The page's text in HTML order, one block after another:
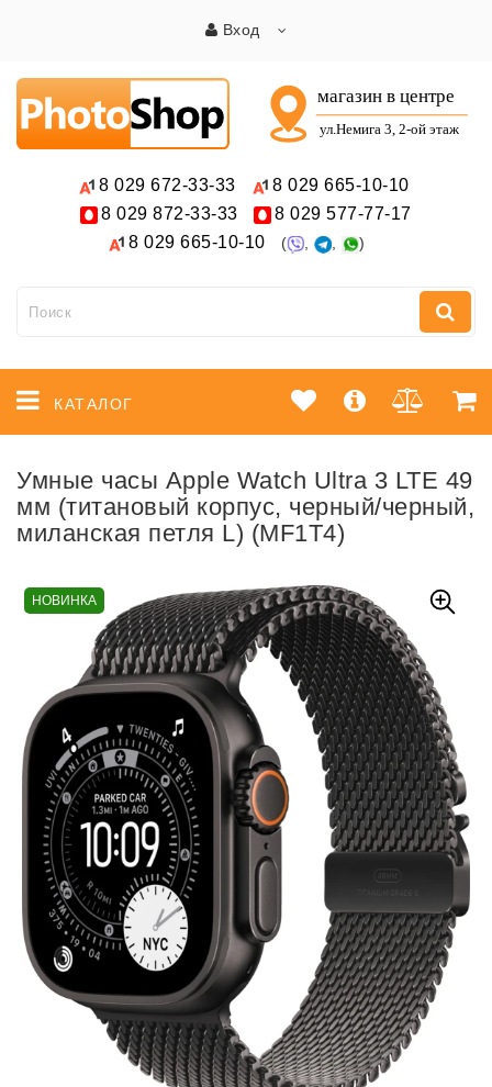
Вход
8 029 672-33-33 8 029 665-10-10
8 029 872-33-33 8 029 577-77-17
8 029 665-10-10 ( , , )
КАТАЛОГ
Умные часы Apple Watch Ultra 3 LTE 49
мм (титановый корпус, черный/черный,
миланская петля L) (MF1T4)
НОВИНКА